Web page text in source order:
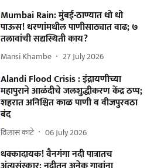
Mumbai Rain: मुंबई-ठाण्यात धो धो
पाऊस! धरणांमधील पाणीसाठ्यात वाढ; ७
तलावांची सद्यस्थिती काय?
Mansi Khambe 27 July 2026
Alandi Flood Crisis : इंद्रायणीच्या
महापुराने आळंदीचे जलशुद्धीकरण केंद्र ठप्प;
शहरात अनिश्चित काळ पाणी व वीजपुरवठा
बंद
विलास काटे 06 July 2026
धक्कादायक! वैनगंगा नदी पात्रातच